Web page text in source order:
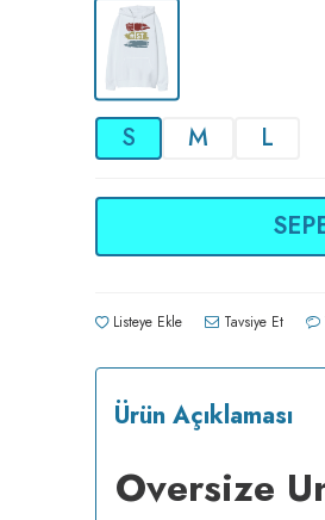
S M L
Listeye Ekle Tavsiye Et
Ürün Açıklaması
Oversize